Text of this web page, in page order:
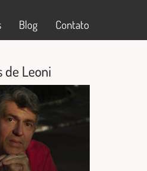
Blog Contato
de Leoni